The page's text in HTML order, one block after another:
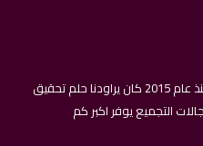
كانت دومًا احلامنا للهواة كبيرة , فمنذ عام 2015 كان يراودنا حلم تحقيق
التجميع يوفر اكبر كم